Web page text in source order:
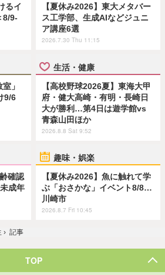
るイ
8/9-
【夏休み2026】東大メタバー
ス工学部、生成AIなどジュニ
ア講座6選
2026.7.30 Thu 11:15
」
9/6
生活・健康
【高校野球2026夏】東海大甲
府・健大高崎・有明・長崎日
大が勝利…第4日は遊学館vs
青森山田ほか
2026.8.8 Sat 9:52
確認
成年
趣味・娯楽
【夏休み2026】魚に触れて学
ぶ「おさかな」イベント8/8…
川崎市
2026.8.7 Fri 10:45
› 記事
TOP